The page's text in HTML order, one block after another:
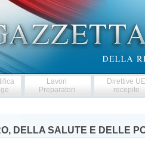
Lavori
Preparatori
Direttive
recepite
DELLA SALUTE E DELLE